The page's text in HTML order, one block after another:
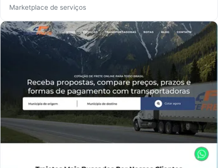
Marketplace de serviços